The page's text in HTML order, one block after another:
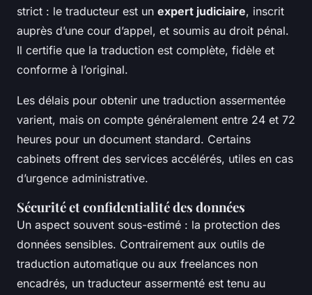
strict : le traducteur est un expert judiciaire, inscrit
auprès d’une cour d’appel, et soumis au droit pénal.
Il certifie que la traduction est complète, fidèle et
conforme à l’original.
Les délais pour obtenir une traduction assermentée
varient, mais on compte généralement entre 24 et 72
heures pour un document standard. Certains
cabinets offrent des services accélérés, utiles en cas
d’urgence administrative.
Sécurité et confidentialité des données
Un aspect souvent sous-estimé : la protection des
données sensibles. Contrairement aux outils de
traduction automatique ou aux freelances non
encadrés, un traducteur assermenté est tenu au